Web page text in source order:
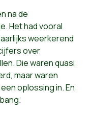
na de
Het had vooral
weerkerend
over
Die waren quasi
maar waren
oplossing in. En